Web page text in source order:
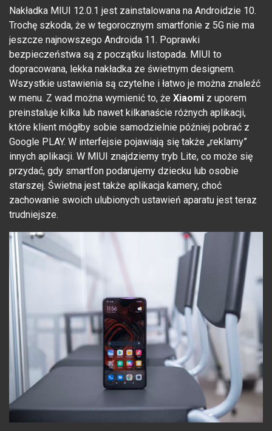
Nakładka MIUI 12.0.1 jest zainstalowana na Androidzie 10.
Trochę szkoda, że w tegorocznym smartfonie z 5G nie ma
jeszcze najnowszego Androida 11. Poprawki
bezpieczeństwa są z początku listopada. MIUI to
dopracowana, lekka nakładka ze świetnym designem.
Wszystkie ustawienia są czytelne i łatwo je można znaleźć
w menu. Z wad można wymienić to, że Xiaomi z uporem
preinstaluje kilka lub nawet kilkanaście różnych aplikacji,
które klient mógłby sobie samodzielnie później pobrać z
Google PLAY. W interfejsie pojawiają się także „reklamy”
innych aplikacji. W MIUI znajdziemy tryb Lite, co może się
przydać, gdy smartfon podarujemy dziecku lub osobie
starszej. Świetna jest także aplikacja kamery, choć
zachowanie swoich ulubionych ustawień aparatu jest teraz
trudniejsze.